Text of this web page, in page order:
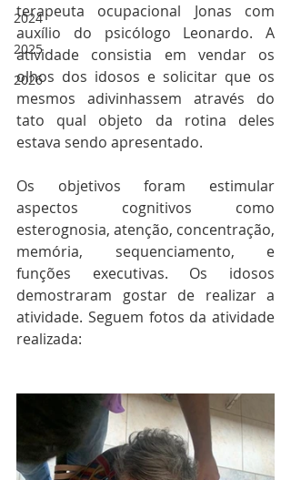
2024
2025
2026
terapeuta ocupacional Jonas com
auxílio do psicólogo Leonardo. A
atividade consistia em vendar os
olhos dos idosos e solicitar que os
mesmos adivinhassem através do
tato qual objeto da rotina deles
estava sendo apresentado.
Os objetivos foram estimular
aspectos cognitivos como
esterognosia, atenção, concentração,
memória, sequenciamento, e
funções executivas. Os idosos
demostraram gostar de realizar a
atividade. Seguem fotos da atividade
realizada: